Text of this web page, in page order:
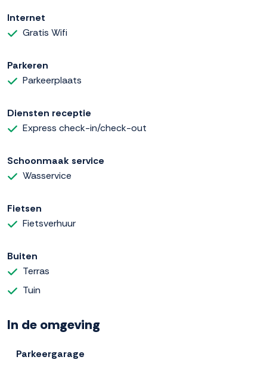
Internet
Gratis Wifi
Parkeren
Parkeerplaats
Diensten receptie
Express check-in/check-out
Schoonmaak service
Wasservice
Fietsen
Fietsverhuur
Buiten
Terras
Tuin
In de omgeving
Parkeergarage